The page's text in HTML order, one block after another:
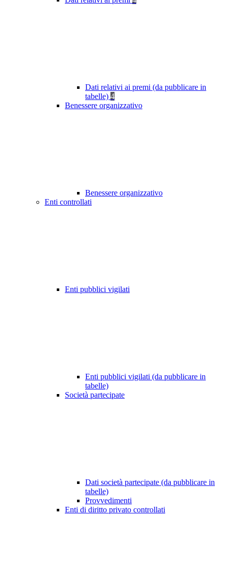
Dati relativi ai premi (da pubblicare in
tabelle) 4
Benessere organizzativo
Benessere organizzativo
Enti controllati
Enti pubblici vigilati
Enti pubblici vigilati (da pubblicare in
tabelle)
Società partecipate
Dati società partecipate (da pubblicare in
tabelle)
Provvedimenti
Enti di diritto privato controllati